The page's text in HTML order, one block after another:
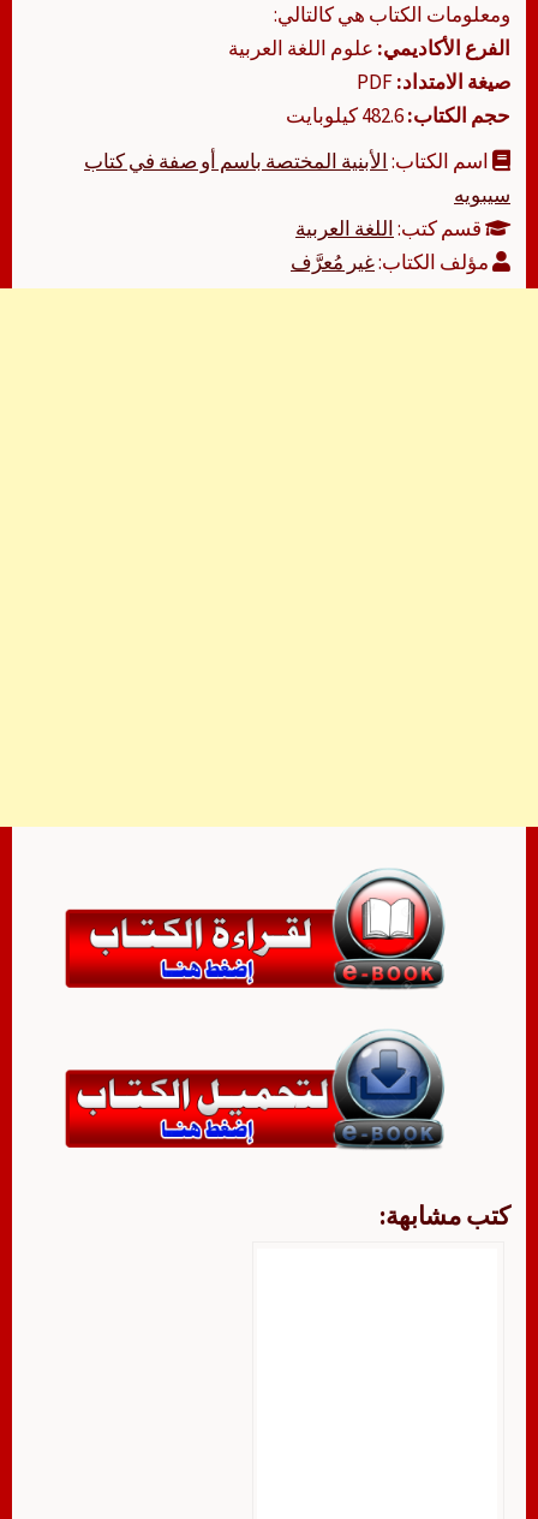
ومعلومات الكتاب هي كالتالي:
الفرع الأكاديمي: علوم اللغة العربية
صيغة الامتداد:
حجم الكتاب:
اسم الكتاب:الأبنية المختصة باسم أو صفة في كتاب
سيبويه
قسم كتب:اللغة العربية
مؤلف الكتاب:غير مُعرَّف
كتب مشابهة: